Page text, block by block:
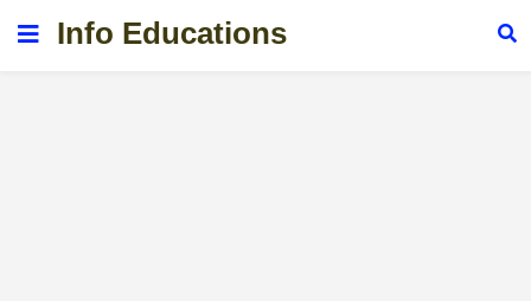
Info Educations